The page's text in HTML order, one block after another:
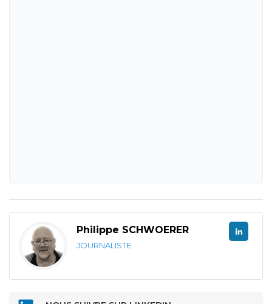
Philippe SCHWOERER
JOURNALISTE